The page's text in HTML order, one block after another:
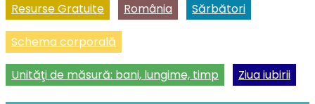
Resurse Gratuite România Sărbători
Schema corporală
Unităţi de măsură: bani, lungime, timp Ziua iubirii